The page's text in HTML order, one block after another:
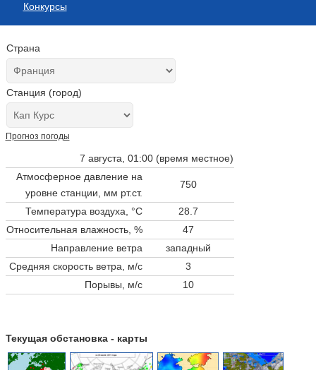
Конкурсы
Страна
Станция (город)
Прогноз погоды
7 августа, 01:00 (время местное)
Атмосферное давление на
уровне станции, мм рт.ст.
750
Температура воздуха, °C
28.7
Относительная влажность, %
47
Направление ветра
западный
Средняя скорость ветра, м/с
3
Порывы, м/с
10
Текущая обстановка - карты